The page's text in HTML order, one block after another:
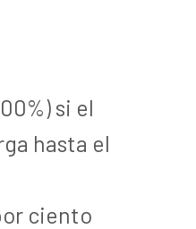
si el
hasta el
ciento